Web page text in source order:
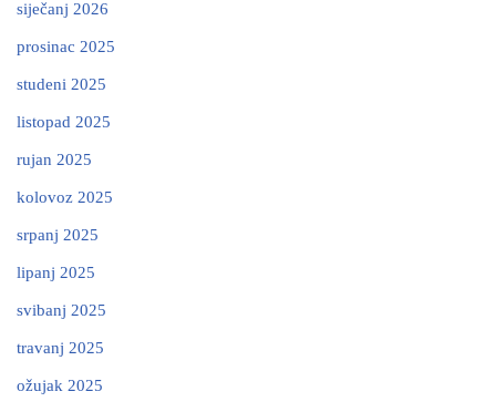
siječanj 2026
prosinac 2025
studeni 2025
listopad 2025
rujan 2025
kolovoz 2025
srpanj 2025
lipanj 2025
svibanj 2025
travanj 2025
ožujak 2025